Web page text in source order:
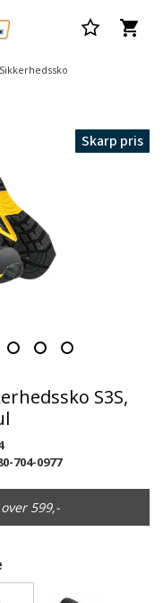
Sikkerhedssko
Skarp pris
S3S,
704-0977
599,-